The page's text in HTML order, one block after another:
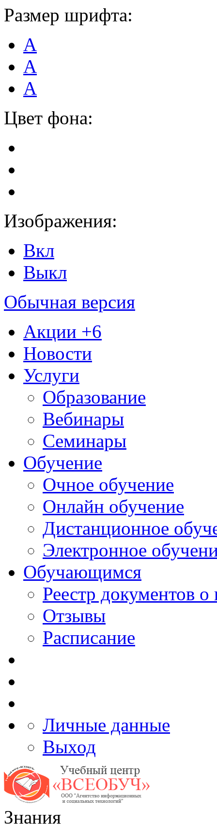
Размер шрифта:
А
А
А
Цвет фона:
Изображения:
Вкл
Выкл
Обычная версия
Акции +6
Новости
Услуги
Образование
Вебинары
Семинары
Обучение
Очное обучение
Онлайн обучение
Дистанционное
Электронное
Обучающимся
Реестр документов
Отзывы
Расписание
Личные данные
Выход
Знания